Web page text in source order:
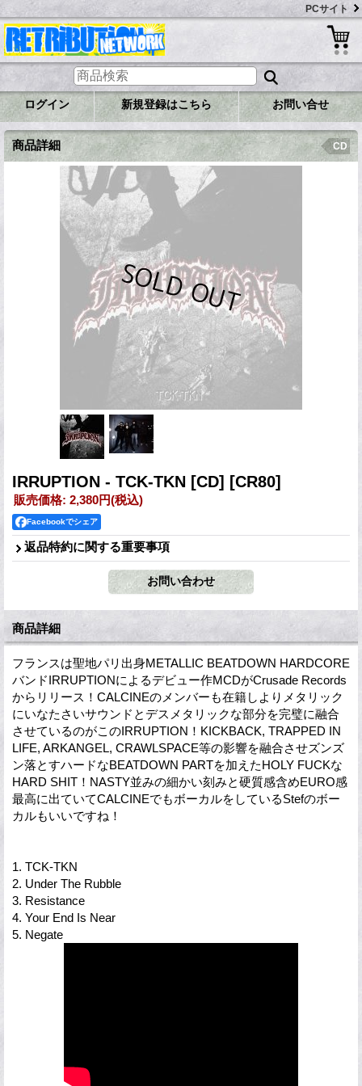
PCサイト
ログイン 新規登録はこちら お問い合せ
商品詳細 CD
IRRUPTION - TCK-TKN [CD] [CR80]
販売価格: 2,380円(税込)
Facebookでシェア
返品特約に関する重要事項
商品詳細
フランスは聖地パリ出身METALLIC BEATDOWN HARDCORE
バンドIRRUPTIONによるデビュー作MCDがCrusade Records
からリリース！CALCINEのメンバーも在籍しよりメタリック
にいなたさいサウンドとデスメタリックな部分を完璧に融合
させているのがこのIRRUPTION！KICKBACK, TRAPPED IN
LIFE, ARKANGEL, CRAWLSPACE等の影響を融合させズンズ
ン落とすハードなBEATDOWN PARTを加えたHOLY FUCKな
HARD SHIT！NASTY並みの細かい刻みと硬質感含めEURO感
最高に出ていてCALCINEでもボーカルをしているStefのボー
カルもいいですね！
1. TCK-TKN
2. Under The Rubble
3. Resistance
4. Your End Is Near
5. Negate